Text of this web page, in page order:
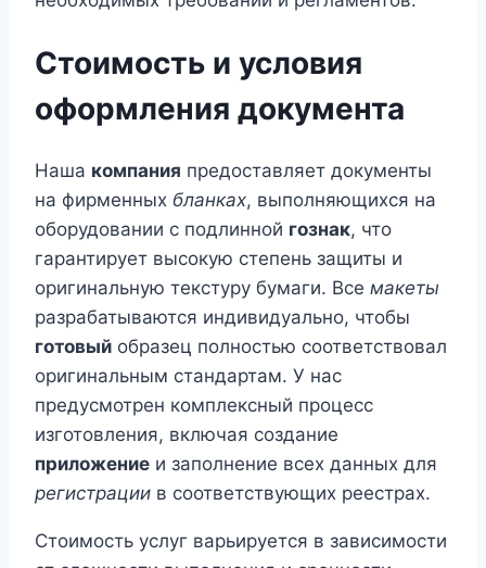
Стоимость и условия
оформления документа
Наша компания предоставляет документы
на фирменных бланках, выполняющихся на
оборудовании с подлинной гознак, что
гарантирует высокую степень защиты и
оригинальную текстуру бумаги. Все макеты
разрабатываются индивидуально, чтобы
готовый образец полностью соответствовал
оригинальным стандартам. У нас
предусмотрен комплексный процесс
изготовления, включая создание
приложение и заполнение всех данных для
регистрации в соответствующих реестрах.
Стоимость услуг варьируется в зависимости